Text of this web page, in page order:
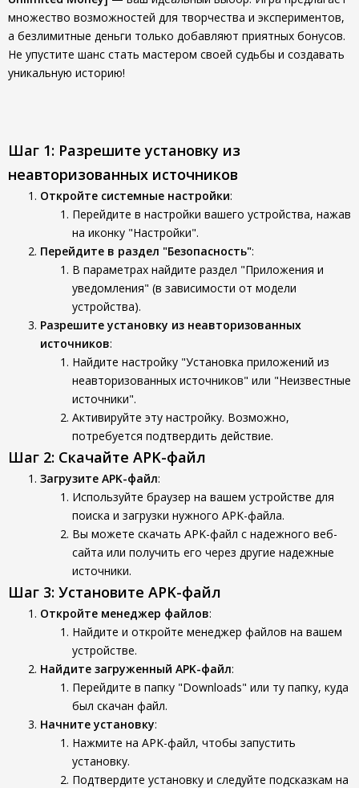
множество возможностей для творчества и экспериментов,
а безлимитные деньги только добавляют приятных бонусов.
Не упустите шанс стать мастером своей судьбы и создавать
уникальную историю!
Шаг 1: Разрешите установку из
неавторизованных источников
Откройте системные настройки:
Перейдите в настройки вашего устройства, нажав
на иконку "Настройки".
Перейдите в раздел "Безопасность":
В параметрах найдите раздел "Приложения и
уведомления" (в зависимости от модели
устройства).
Разрешите установку из неавторизованных
источников:
Найдите настройку "Установка приложений из
неавторизованных источников" или "Неизвестные
источники".
Активируйте эту настройку. Возможно,
потребуется подтвердить действие.
Шаг 2: Скачайте APK-файл
Загрузите APK-файл:
Используйте браузер на вашем устройстве для
поиска и загрузки нужного APK-файла.
Вы можете скачать APK-файл с надежного веб-
сайта или получить его через другие надежные
источники.
Шаг 3: Установите APK-файл
Откройте менеджер файлов:
Найдите и откройте менеджер файлов на вашем
устройстве.
Найдите загруженный APK-файл:
Перейдите в папку "Downloads" или ту папку, куда
был скачан файл.
Начните установку:
Нажмите на APK-файл, чтобы запустить
установку.
Подтвердите установку и следуйте подсказкам на